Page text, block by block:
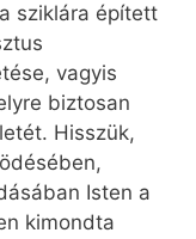
sziklára épített
vagyis
biztosan
Hisszük,
Isten a
kimondta